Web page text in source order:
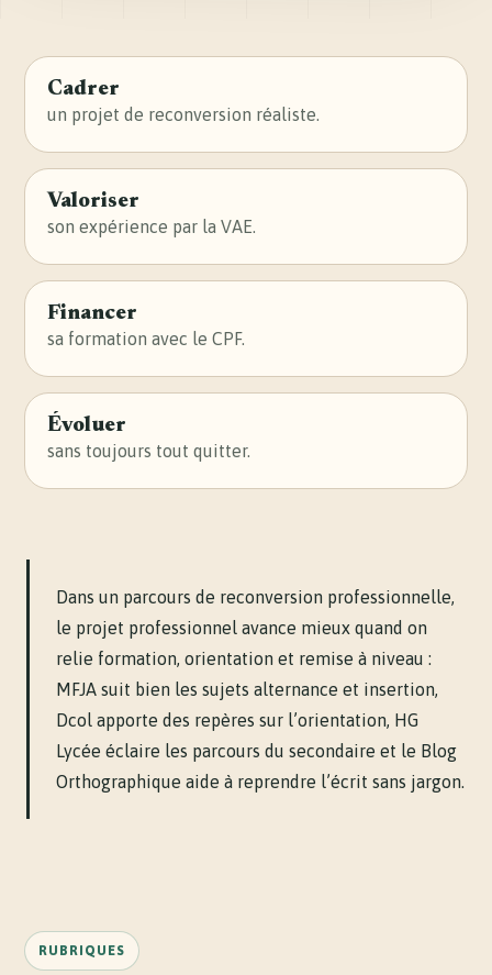
Cadrer
un projet de reconversion réaliste.
Valoriser
son expérience par la VAE.
Financer
sa formation avec le CPF.
Évoluer
sans toujours tout quitter.
Dans un parcours de reconversion professionnelle,
le projet professionnel avance mieux quand on
relie formation, orientation et remise à niveau :
MFJA suit bien les sujets alternance et insertion,
Dcol apporte des repères sur l’orientation, HG
Lycée éclaire les parcours du secondaire et le Blog
Orthographique aide à reprendre l’écrit sans jargon.
RUBRIQUES